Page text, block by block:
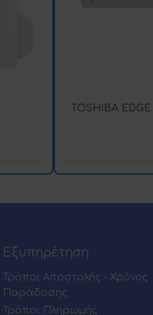
TOSHIBA
Εξυπηρέτηση
Τρόποι Αποστολής - Χρόνος
Παράδοσης
Τρόποι Πληρωμής